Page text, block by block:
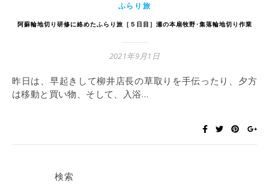
ふらり旅
阿蘇輪地切り研修に絡めたふらり旅［５日目］瀬の本扇牧野･集落輪地切り作業
2021年9月1日
昨日は、早起きして柳井店長の草取りを手伝ったり、夕方
は移動と買い物、そして、入浴…
検索